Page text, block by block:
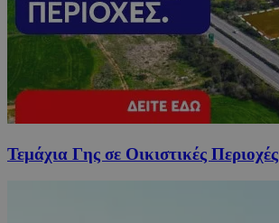
Τεμάχια Γης σε Οικιστικές Περιοχές